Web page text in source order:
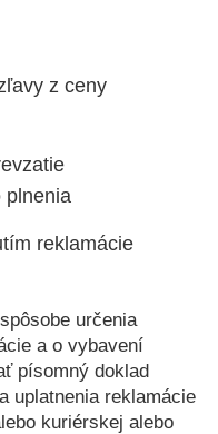
z ceny
plnenia
reklamácie
určenia
a o vybavení
písomný doklad
uplatnenia reklamácie
kuriérskej alebo